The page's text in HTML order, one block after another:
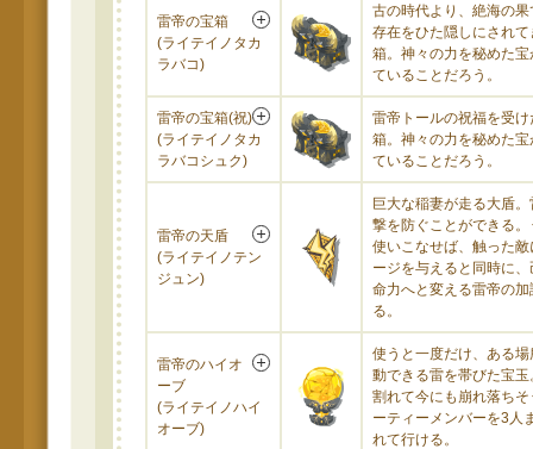
雷帝の宝箱
(ライテイノタカ
ラバコ)
古の時代より、絶海の果
存在をひた隠しにされて
箱。神々の力を秘めた宝
ていることだろう。
雷帝の宝箱(祝)
(ライテイノタカ
ラバコシュク)
雷帝トールの祝福を受け
箱。神々の力を秘めた宝
ていることだろう。
雷帝の天盾
(ライテイノテン
ジュン)
巨大な稲妻が走る大盾
撃を防ぐことができる。
使いこなせば、触った敵
ージを与えると同時に、
命力へと変える雷帝の加
る。
雷帝のハイオ
ーブ
(ライテイノハイ
オーブ)
使うと一度だけ、ある場
動できる雷を帯びた宝玉
割れて今にも崩れ落ちそ
ーティーメンバーを3人
れて行ける。